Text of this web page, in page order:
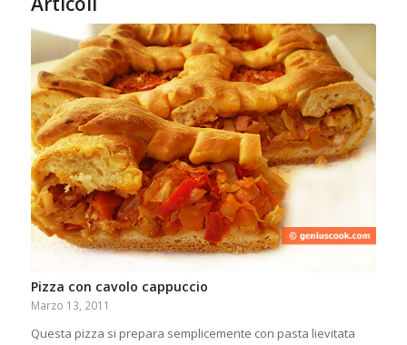
Pizza con cavolo cappuccio
Marzo 13, 2011
Questa pizza si prepara semplicemente con pasta lievitata